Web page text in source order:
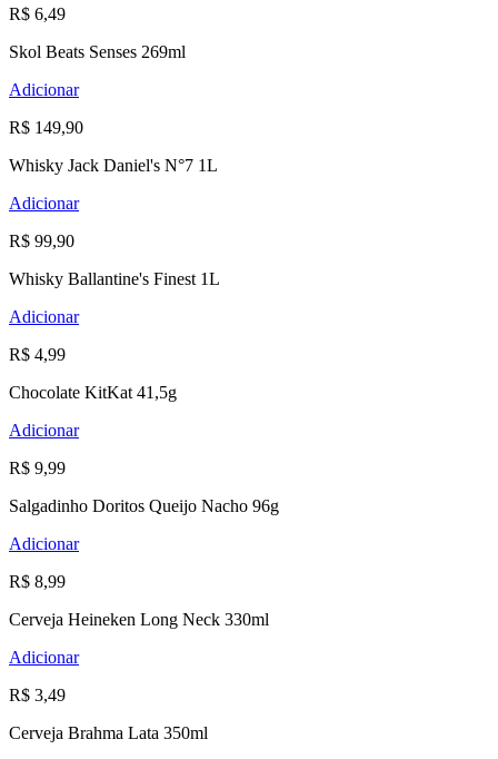
R$ 6,49
Skol Beats Senses 269ml
Adicionar
R$ 149,90
Whisky Jack Daniel's N°7 1L
Adicionar
R$ 99,90
Whisky Ballantine's Finest 1L
Adicionar
R$ 4,99
Chocolate KitKat 41,5g
Adicionar
R$ 9,99
Salgadinho Doritos Queijo Nacho 96g
Adicionar
R$ 8,99
Cerveja Heineken Long Neck 330ml
Adicionar
R$ 3,49
Cerveja Brahma Lata 350ml